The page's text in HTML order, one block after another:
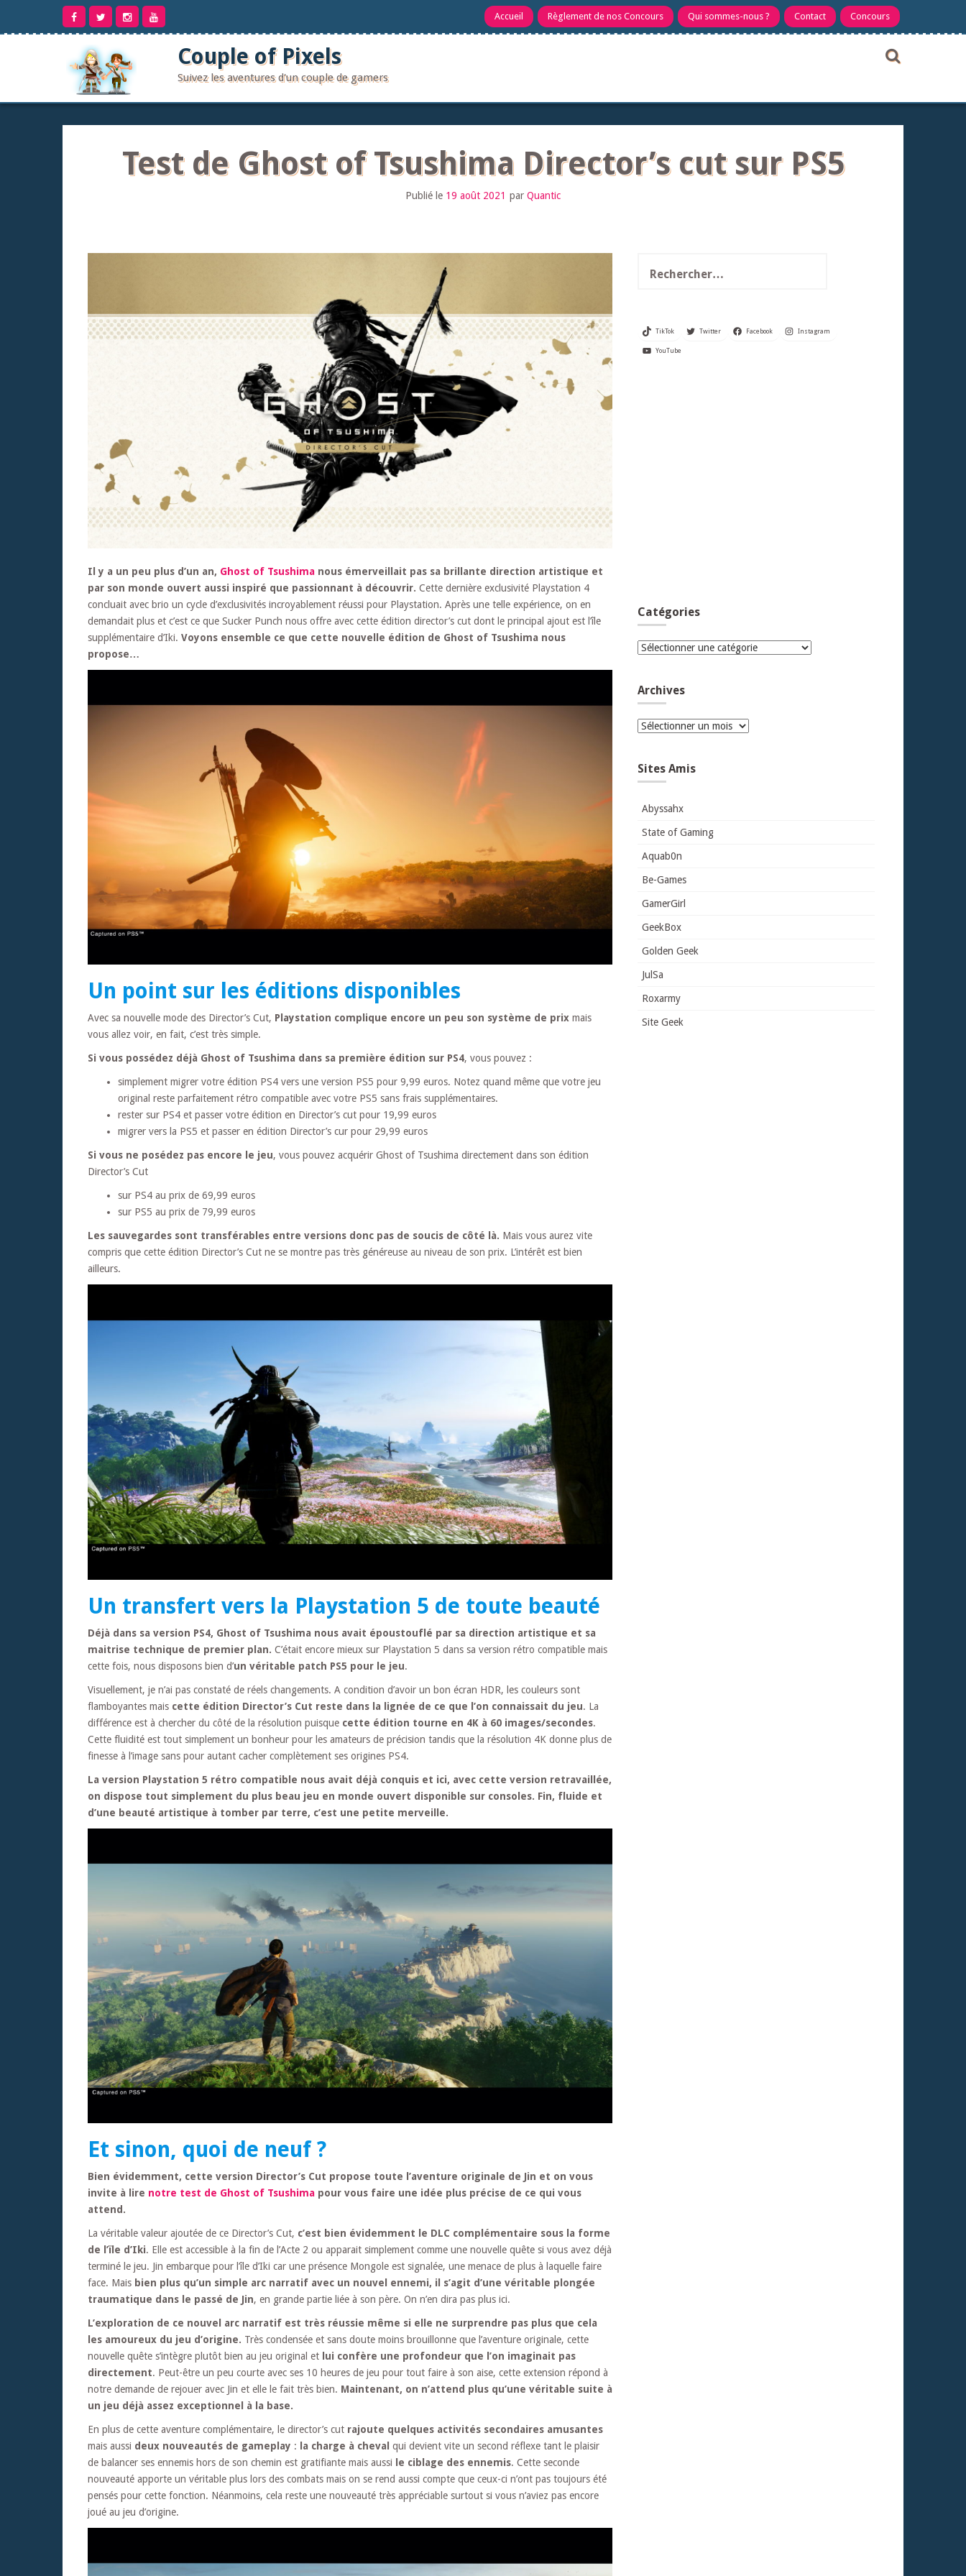
contenu
Accueil Règlement de nos Concours Qui sommes-nous ? Contact Concours
Couple of Pixels
Suivez les aventures d'un couple de gamers
Test de Ghost of Tsushima Director’s cut sur PS5
Publié le 19 août 2021 par Quantic
Il y a un peu plus d’un an, Ghost of Tsushima nous émerveillait pas sa brillante direction artistique et
par son monde ouvert aussi inspiré que passionnant à découvrir. Cette dernière exclusivité Playstation 4
concluait avec brio un cycle d’exclusivités incroyablement réussi pour Playstation. Après une telle expérience, on en
demandait plus et c’est ce que Sucker Punch nous offre avec cette édition director’s cut dont le principal ajout est l’île
supplémentaire d’Iki. Voyons ensemble ce que cette nouvelle édition de Ghost of Tsushima nous
propose…
Un point sur les éditions disponibles
Avec sa nouvelle mode des Director’s Cut, Playstation complique encore un peu son système de prix mais
vous allez voir, en fait, c’est très simple.
Si vous possédez déjà Ghost of Tsushima dans sa première édition sur PS4, vous pouvez :
simplement migrer votre édition PS4 vers une version PS5 pour 9,99 euros. Notez quand même que votre jeu
original reste parfaitement rétro compatible avec votre PS5 sans frais supplémentaires.
rester sur PS4 et passer votre édition en Director’s cut pour 19,99 euros
migrer vers la PS5 et passer en édition Director’s cur pour 29,99 euros
Si vous ne posédez pas encore le jeu, vous pouvez acquérir Ghost of Tsushima directement dans son édition
Director’s Cut
sur PS4 au prix de 69,99 euros
sur PS5 au prix de 79,99 euros
Les sauvegardes sont transférables entre versions donc pas de soucis de côté là. Mais vous aurez vite
compris que cette édition Director’s Cut ne se montre pas très généreuse au niveau de son prix. L’intérêt est bien
ailleurs.
Un transfert vers la Playstation 5 de toute beauté
Déjà dans sa version PS4, Ghost of Tsushima nous avait époustouflé par sa direction artistique et sa
maitrise technique de premier plan. C’était encore mieux sur Playstation 5 dans sa version rétro compatible mais
cette fois, nous disposons bien d’un véritable patch PS5 pour le jeu.
Visuellement, je n’ai pas constaté de réels changements. A condition d’avoir un bon écran HDR, les couleurs sont
flamboyantes mais cette édition Director’s Cut reste dans la lignée de ce que l’on connaissait du jeu. La
différence est à chercher du côté de la résolution puisque cette édition tourne en 4K à 60 images/secondes.
Cette fluidité est tout simplement un bonheur pour les amateurs de précision tandis que la résolution 4K donne plus de
finesse à l’image sans pour autant cacher complètement ses origines PS4.
La version Playstation 5 rétro compatible nous avait déjà conquis et ici, avec cette version retravaillée,
on dispose tout simplement du plus beau jeu en monde ouvert disponible sur consoles. Fin, fluide et
d’une beauté artistique à tomber par terre, c’est une petite merveille.
Et sinon, quoi de neuf ?
Bien évidemment, cette version Director’s Cut propose toute l’aventure originale de Jin et on vous
invite à lire notre test de Ghost of Tsushima pour vous faire une idée plus précise de ce qui vous
attend.
La véritable valeur ajoutée de ce Director’s Cut, c’est bien évidemment le DLC complémentaire sous la forme
de l’ïle d’Iki. Elle est accessible à la fin de l’Acte 2 ou apparait simplement comme une nouvelle quête si vous avez déjà
terminé le jeu. Jin embarque pour l’île d’Iki car une présence Mongole est signalée, une menace de plus à laquelle faire
face. Mais bien plus qu’un simple arc narratif avec un nouvel ennemi, il s’agit d’une véritable plongée
traumatique dans le passé de Jin, en grande partie liée à son père. On n’en dira pas plus ici.
L’exploration de ce nouvel arc narratif est très réussie même si elle ne surprendre pas plus que cela
les amoureux du jeu d’origine. Très condensée et sans doute moins brouillonne que l’aventure originale, cette
nouvelle quête s’intègre plutôt bien au jeu original et lui confère une profondeur que l’on imaginait pas
directement. Peut-être un peu courte avec ses 10 heures de jeu pour tout faire à son aise, cette extension répond à
notre demande de rejouer avec Jin et elle le fait très bien. Maintenant, on n’attend plus qu’une véritable suite à
un jeu déjà assez exceptionnel à la base.
En plus de cette aventure complémentaire, le director’s cut rajoute quelques activités secondaires amusantes
mais aussi deux nouveautés de gameplay : la charge à cheval qui devient vite un second réflexe tant le plaisir
de balancer ses ennemis hors de son chemin est gratifiante mais aussi
le ciblage des ennemis. Cette seconde
nouveauté apporte un véritable plus lors des combats mais on se rend aussi compte que ceux-ci n’ont pas toujours été
pensés pour cette fonction. Néanmoins, cela reste une nouveauté très appréciable surtout si vous n’aviez pas encore
joué au jeu d’origine.
TikTok Twitter Facebook Instagram
YouTube
Catégories
Catégories
Archives
Archives
Sites Amis
Abyssahx
State of Gaming
Aquab0n
Be-Games
GamerGirl
GeekBox
Golden Geek
JulSa
Roxarmy
Site Geek